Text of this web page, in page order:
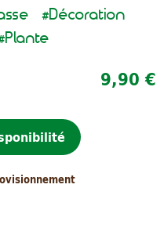
#Décoration
Plante
9,90 €